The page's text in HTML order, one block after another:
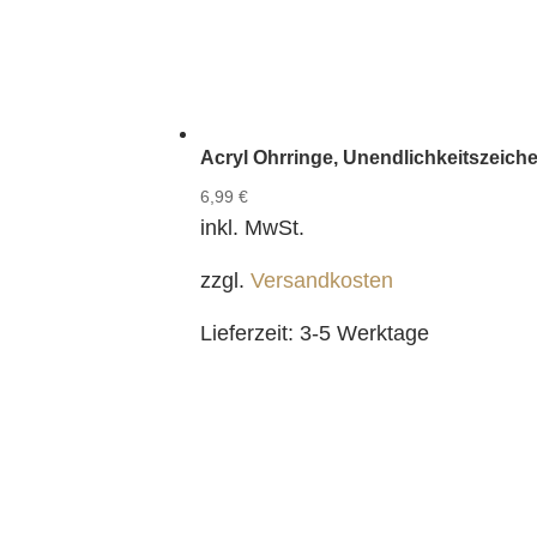
Acryl Ohrringe,
6,99€
inkl. MwSt.
zzgl.Versandkosten
Lieferzeit: 3-5 Werktage